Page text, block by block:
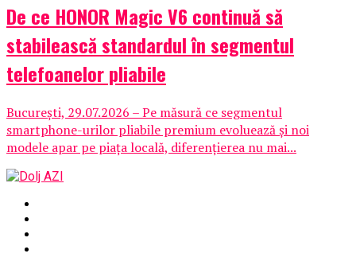
De ce HONOR Magic V6 continuă să
stabilească standardul în segmentul
telefoanelor pliabile
București, 29.07.2026 – Pe măsură ce segmentul
smartphone-urilor pliabile premium evoluează și noi
modele apar pe piața locală, diferențierea nu mai...